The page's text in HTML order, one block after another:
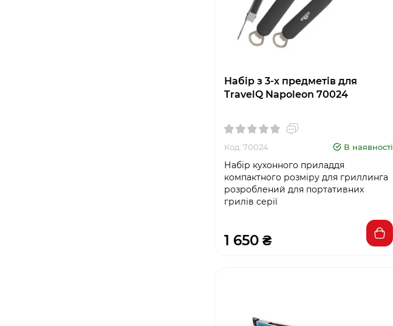
Набір з 3-х предметів для
TravelQ Napoleon 70024
Код: 70024 В наявності
Набір кухонного приладдя
компактного розміру для гриллинга
розроблений для портативних
грилів серії
1 650 ₴